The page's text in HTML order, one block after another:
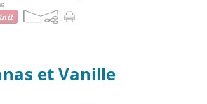
et Vanille